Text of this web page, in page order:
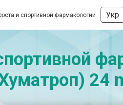
и спортивной фармакологии Укр
24